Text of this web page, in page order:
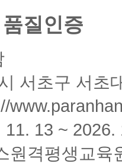
질인증
서초구 서초
13 ~ 2026.
원격평생교육